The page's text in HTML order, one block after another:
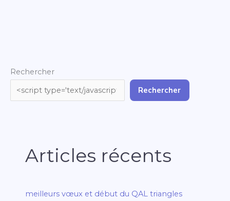
Rechercher
Rechercher
Articles récents
meilleurs vœux et début du QAL triangles